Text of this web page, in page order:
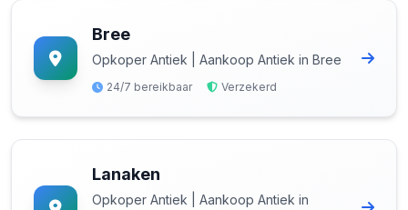
Bree
Opkoper Antiek | Aankoop Antiek in Bree
24/7 bereikbaar Verzekerd
Lanaken
Opkoper Antiek | Aankoop Antiek in